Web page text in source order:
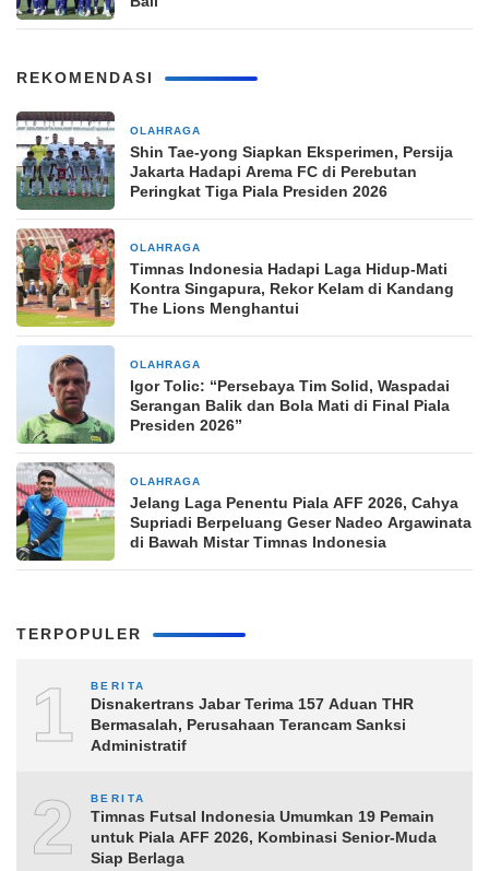
REKOMENDASI
OLAHRAGA
Shin Tae-yong Siapkan Eksperimen, Persija
Jakarta Hadapi Arema FC di Perebutan
Peringkat Tiga Piala Presiden 2026
OLAHRAGA
Timnas Indonesia Hadapi Laga Hidup-Mati
Kontra Singapura, Rekor Kelam di Kandang
The Lions Menghantui
OLAHRAGA
Igor Tolic: “Persebaya Tim Solid, Waspadai
Serangan Balik dan Bola Mati di Final Piala
Presiden 2026”
OLAHRAGA
Jelang Laga Penentu Piala AFF 2026, Cahya
Supriadi Berpeluang Geser Nadeo Argawinata
di Bawah Mistar Timnas Indonesia
TERPOPULER
1 BERITA
Disnakertrans Jabar Terima 157 Aduan THR
Bermasalah, Perusahaan Terancam Sanksi
Administratif
2 BERITA
Timnas Futsal Indonesia Umumkan 19 Pemain
untuk Piala AFF 2026, Kombinasi Senior-Muda
Siap Berlaga